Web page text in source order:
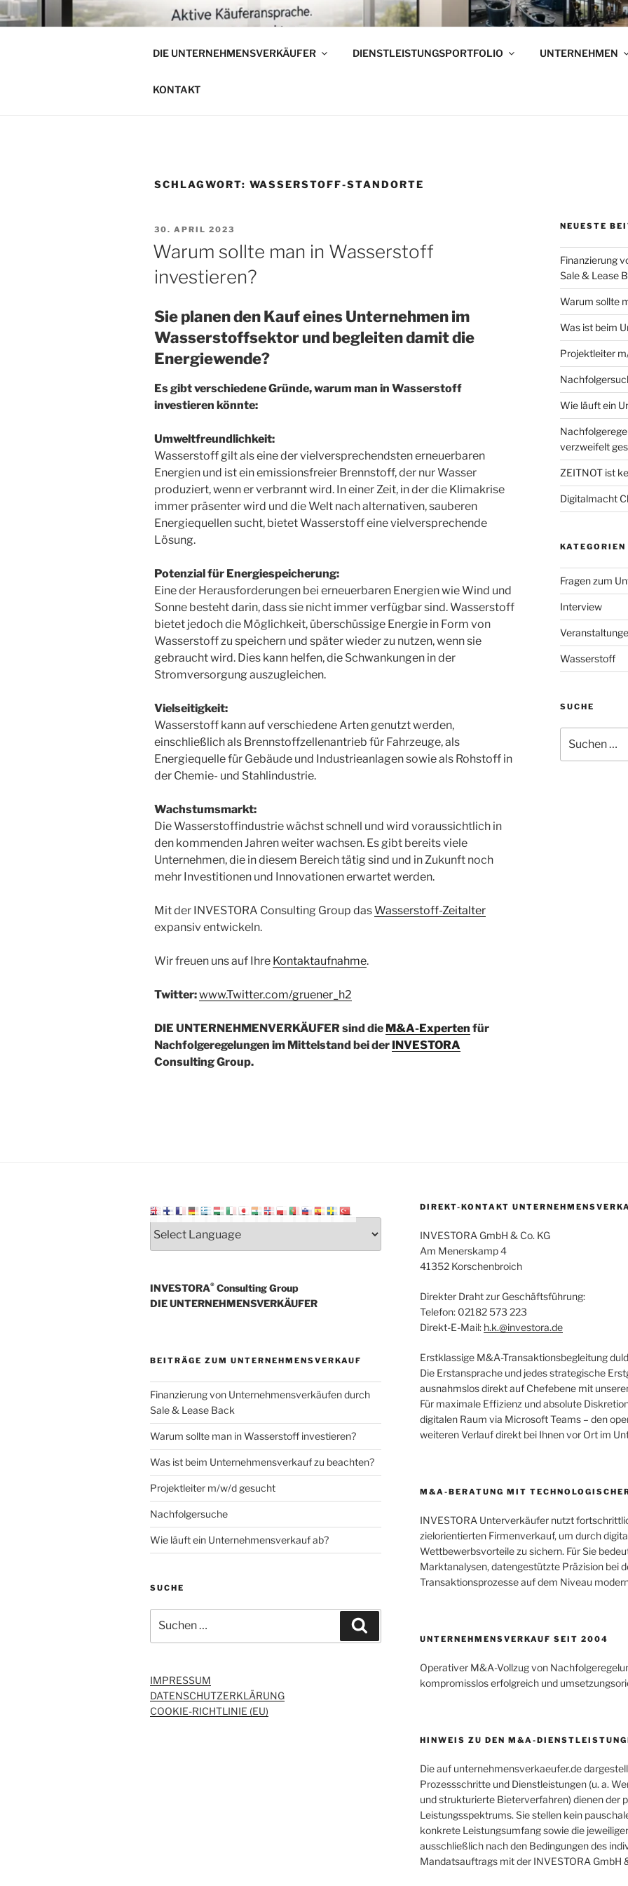
Zum
Inhalt
DIE
DIE UNTERNEHMENSVERKÄUFER DIENSTLEISTUNGSPORTFOLIO UNTERNEHMEN
KONTAKT
SCHLAGWORT: WASSERSTOFF-STANDORTE
VERÖFFENTLICHT
AM
30. APRIL 2023
Warum sollte man in Wasserstoff
investieren?
Sie planen den Kauf eines Unternehmen im
Wasserstoffsektor und begleiten damit die
Energiewende?
Es gibt verschiedene Gründe, warum man in Wasserstoff
investieren könnte:
Umweltfreundlichkeit:
Wasserstoff gilt als eine der vielversprechendsten erneuerbaren
Energien und ist ein emissionsfreier Brennstoff, der nur Wasser
produziert, wenn er verbrannt wird. In einer Zeit, in der die Klimakrise
immer präsenter wird und die Welt nach alternativen, sauberen
Energiequellen sucht, bietet Wasserstoff eine vielversprechende
Lösung.
Potenzial für Energiespeicherung:
Eine der Herausforderungen bei erneuerbaren Energien wie Wind und
Sonne besteht darin, dass sie nicht immer verfügbar sind. Wasserstoff
bietet jedoch die Möglichkeit, überschüssige Energie in Form von
Wasserstoff zu speichern und später wieder zu nutzen, wenn sie
gebraucht wird. Dies kann helfen, die Schwankungen in der
Stromversorgung auszugleichen.
Vielseitigkeit:
Wasserstoff kann auf verschiedene Arten genutzt werden,
einschließlich als Brennstoffzellenantrieb für Fahrzeuge, als
Energiequelle für Gebäude und Industrieanlagen sowie als Rohstoff in
der Chemie- und Stahlindustrie.
Wachstumsmarkt:
Die Wasserstoffindustrie wächst schnell und wird voraussichtlich in
den kommenden Jahren weiter wachsen. Es gibt bereits viele
Unternehmen, die in diesem Bereich tätig sind und in Zukunft noch
mehr Investitionen und Innovationen erwartet werden.
Mit der INVESTORA Consulting Group dasWasserstoff-Zeitalter
expansiv entwickeln.
Wir freuen uns auf Ihre Kontaktaufnahme.
Twitter:www.Twitter.com/gruener_h2
DIE UNTERNEHMENVERKÄUFER sind die M&A-Experten für
Nachfolgeregelungen im Mittelstand bei der INVESTORA
Consulting Group.
NEUESTE
Finanzierung
Sale & Lease
Warum sollte
Was ist beim
Projektleiter
Wie läuft ein
verzweifelt
ZEITNOT ist
Digitalmacht
KATEGORIEN
Fragen zum
Interview
Wasserstoff
SUCHE
nach:
INVESTORA® Consulting Group
DIE UNTERNEHMENSVERKÄUFER
BEITRÄGE ZUM UNTERNEHMENSVERKAUF
Finanzierung von Unternehmensverkäufen durch
Sale & Lease Back
Warum sollte man in Wasserstoff investieren?
Was ist beim Unternehmensverkauf zu beachten?
Projektleiter m/w/d gesucht
Nachfolgersuche
Wie läuft ein Unternehmensverkauf ab?
SUCHE
nach:
IMPRESSUM
DATENSCHUTZERKLÄRUNG
COOKIE-RICHTLINIE (EU)
DIREKT-KONTAKT
INVESTORA GmbH & Co. KG
Am Menerskamp 4
41352 Korschenbroich
Direkter Draht zur Geschäftsführung:
Telefon: 02182 573 223
Direkt-E-Mail: h.k.@investora.de
Erstklassige M&A-Transaktionsbegleitung
Die Erstansprache und jedes strategische
ausnahmslos direkt auf Chefebene mit
Für maximale Effizienz und absolute
digitalen Raum via Microsoft Teams – den
weiteren Verlauf direkt bei Ihnen vor Ort im
M&A-BERATUNG MIT
INVESTORA Unterverkäufer nutzt
zielorientierten Firmenverkauf, um durch
Wettbewerbsvorteile zu sichern. Für Sie
Marktanalysen, datengestützte Präzision bei
Transaktionsprozesse auf dem Niveau
UNTERNEHMENSVERKAUF SEIT 2004
Operativer M&A-Vollzug von
kompromisslos erfolgreich und
HINWEIS ZU DEN M&A-
Die auf unternehmensverkaeufer.de
Prozessschritte und Dienstleistungen (u. a.
und strukturierte Bieterverfahren) dienen der
Leistungsspektrums. Sie stellen kein
konkrete Leistungsumfang sowie die
ausschließlich nach den Bedingungen des
Mandatsauftrags mit der INVESTORA GmbH